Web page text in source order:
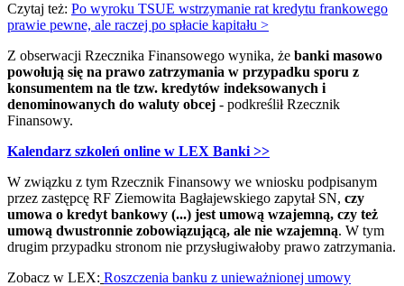
Czytaj też: Po wyroku TSUE wstrzymanie rat kredytu frankowego
prawie pewne, ale raczej po spłacie kapitału >
Z obserwacji Rzecznika Finansowego wynika, że banki masowo
powołują się na prawo zatrzymania w przypadku sporu z
konsumentem na tle tzw. kredytów indeksowanych i
denominowanych do waluty obcej - podkreślił Rzecznik
Finansowy.
Kalendarz szkoleń online w LEX Banki >>
W związku z tym Rzecznik Finansowy we wniosku podpisanym
przez zastępcę RF Ziemowita Bagłajewskiego zapytał SN, czy
umowa o kredyt bankowy (...) jest umową wzajemną, czy też
umową dwustronnie zobowiązującą, ale nie wzajemną. W tym
drugim przypadku stronom nie przysługiwałoby prawo zatrzymania.
Zobacz w LEX: Roszczenia banku z unieważnionej umowy